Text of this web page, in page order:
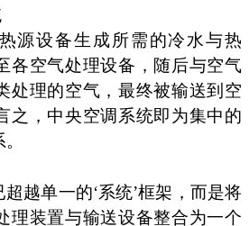
源设备生成所需的冷水与热
各空气处理设备，随后与空气
处理的空气，最终被输送到空
之，中央空调系统即为集中的
越单一的‘系统’框架，而是将
理装置与输送设备整合为一个